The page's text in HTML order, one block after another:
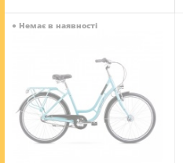
● Немає в наявності